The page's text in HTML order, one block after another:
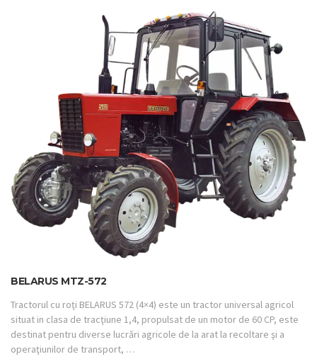
BELARUS MTZ-572
Tractorul cu roţi BELARUS 572 (4×4) este un tractor universal agricol
situat in clasa de tracţiune 1,4, propulsat de un motor de 60 CP, este
destinat pentru diverse lucrări agricole de la arat la recoltare şi a
operaţiunilor de transport, …